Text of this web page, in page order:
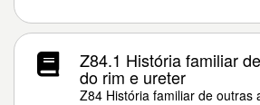
Z84.1 História familiar
do rim e ureter
Z84 História familiar de outras